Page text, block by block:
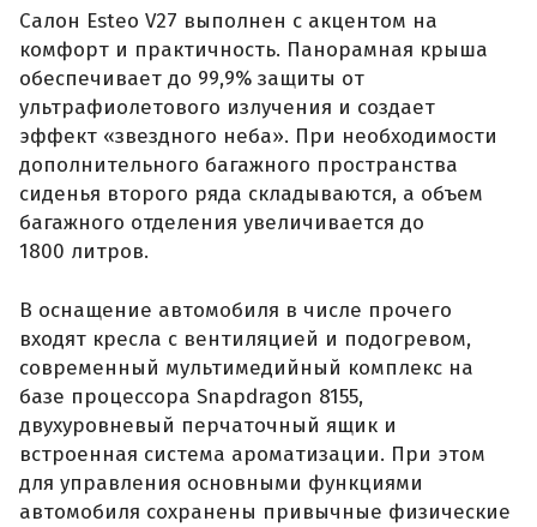
Салон Esteo V27 выполнен с акцентом на
комфорт и практичность. Панорамная крыша
обеспечивает до 99,9% защиты от
ультрафиолетового излучения и создает
эффект «звездного неба». При необходимости
дополнительного багажного пространства
сиденья второго ряда складываются, а объем
багажного отделения увеличивается до
1800 литров.
В оснащение автомобиля в числе прочего
входят кресла с вентиляцией и подогревом,
современный мультимедийный комплекс на
базе процессора Snapdragon 8155,
двухуровневый перчаточный ящик и
встроенная система ароматизации. При этом
для управления основными функциями
автомобиля сохранены привычные физические